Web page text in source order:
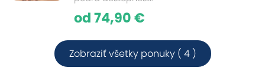
od 74,90 €
Zobraziť všetky ponuky ( 4 )